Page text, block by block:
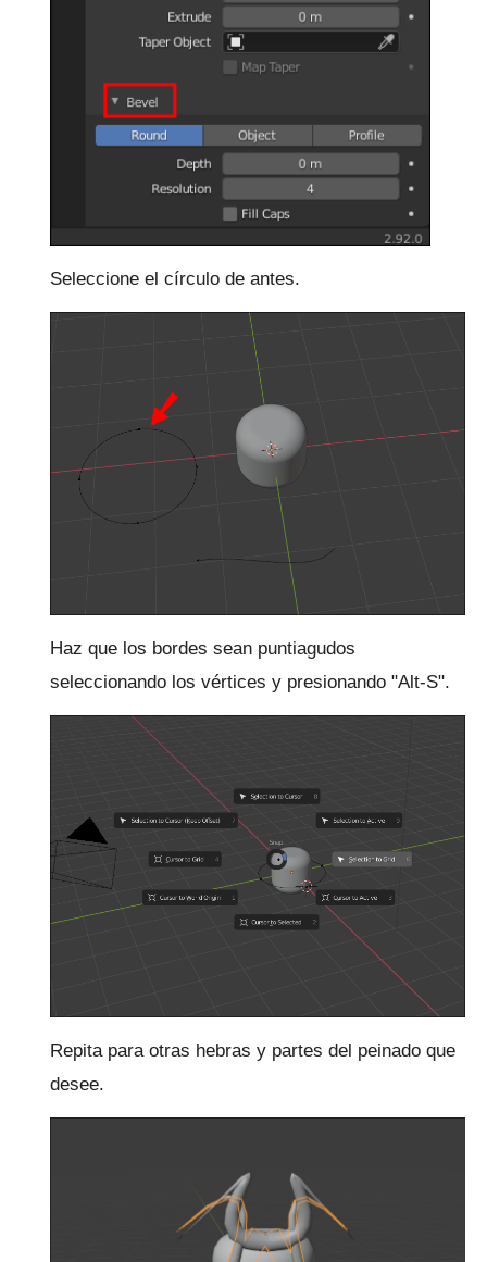
Seleccione el círculo de antes.
Haz que los bordes sean puntiagudos
seleccionando los vértices y presionando "Alt-S".
Repita para otras hebras y partes del peinado que
desee.